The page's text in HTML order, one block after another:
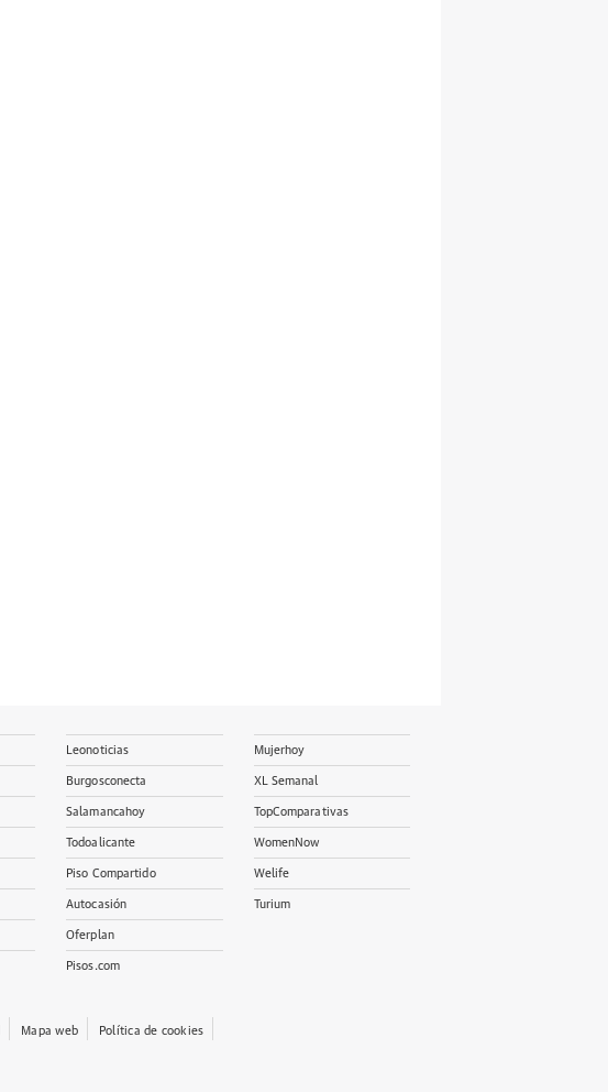
Leonoticias
Burgosconecta
Salamancahoy
Todoalicante
Piso Compartido
Autocasión
Oferplan
Pisos.com
Mujerhoy
XL Semanal
TopComparativas
WomenNow
Welife
Turium
Mapa web Política de cookies